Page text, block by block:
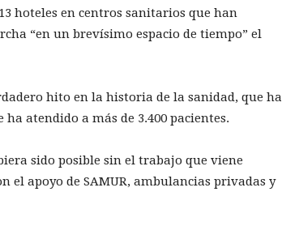
hoteles en centros sanitarios que han
“en un brevísimo espacio de tiempo” el
hito en la historia de la sanidad, que ha
atendido a más de 3.400 pacientes.
sido posible sin el trabajo que viene
el apoyo de SAMUR, ambulancias privadas y